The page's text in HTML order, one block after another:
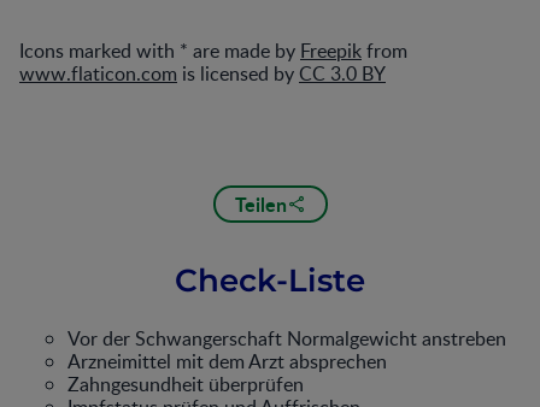
Icons marked with * are made by Freepikfrom
www.flaticon.com is licensed by CC 3.0 BY
Teilen
Check-Liste
Vor der Schwangerschaft Normalgewicht anstreben
Arzneimittel mit dem Arzt absprechen
Zahngesundheit überprüfen